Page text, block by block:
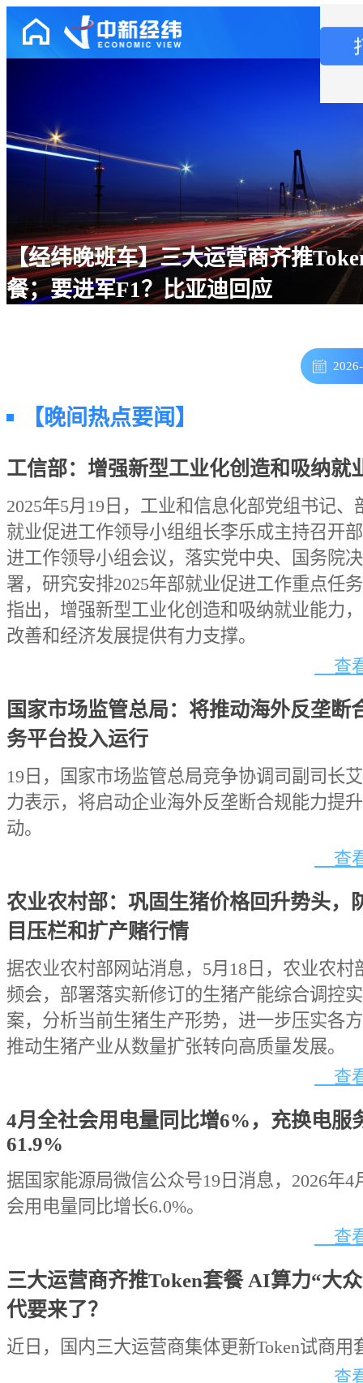
【经纬晚班车】三大运营商齐推
餐；要进军F1？比亚迪回应
【晚间热点要闻】
工信部：增强新型工业化创造和吸纳就
2025年5月19日，工业和信息化部党组书记、
就业促进工作领导小组组长李乐成主持召开
进工作领导小组会议，落实党中央、国务院
署，研究安排2025年部就业促进工作重点任
指出，增强新型工业化创造和吸纳就业能力
改善和经济发展提供有力支撑。
查
国家市场监管总局：将推动海外反垄断
务平台投入运行
19日，国家市场监管总局竞争协调司副司长
力表示，将启动企业海外反垄断合规能力提
动。
查
农业农村部：巩固生猪价格回升势头，
目压栏和扩产赌行情
据农业农村部网站消息，5月18日，农业农村
频会，部署落实新修订的生猪产能综合调控
案，分析当前生猪生产形势，进一步压实各
推动生猪产业从数量扩张转向高质量发展。
查
4月全社会用电量同比增6%，充换电服
61.9%
据国家能源局微信公众号19日消息，2026年4
会用电量同比增长6.0%。
查
三大运营商齐推Token套餐 AI算力“大
代要来了？
近日，国内三大运营商集体更新Token试商用
查